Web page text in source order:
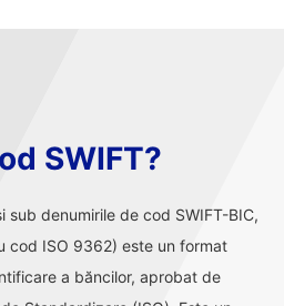
SWIFT?
sub denumirile de cod SWIFT-BIC,
cod ISO 9362) este un format
a băncilor, aprobat de